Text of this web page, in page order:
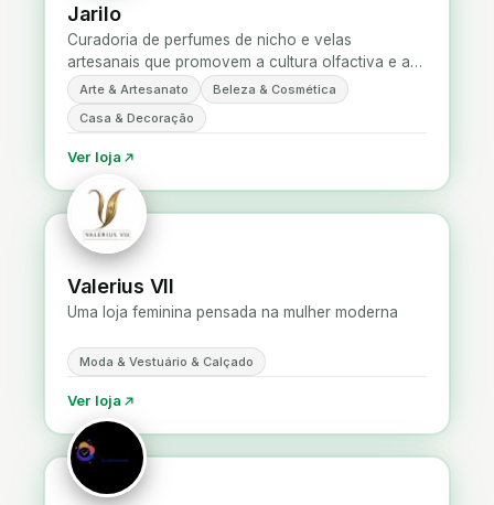
Jarilo
Curadoria de perfumes de nicho e velas
artesanais que promovem a cultura olfactiva e a
descoberta de fragrâncias fora do circuito
mainstream.
Arte & Artesanato
Beleza & Cosmética
Casa & Decoração
Ver loja
Valerius VII
Uma loja feminina pensada na mulher moderna
Moda & Vestuário & Calçado
Ver loja